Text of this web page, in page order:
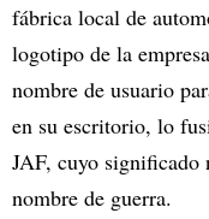
fábrica local de
logotipo de la
nombre de usuario
en su escritorio, lo
JAF, cuyo
nombre de guerra.